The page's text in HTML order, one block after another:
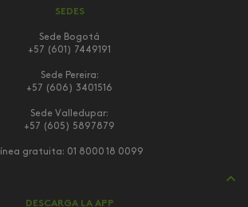
SEDES
Sede Bogotá
+57 (601) 7449191
Sede Pereira:
+57 (606) 3401516
Sede Valledupar:
+57 (605) 5897879
gratuita: 01 8000 18 0099
DESCARGA LA APP